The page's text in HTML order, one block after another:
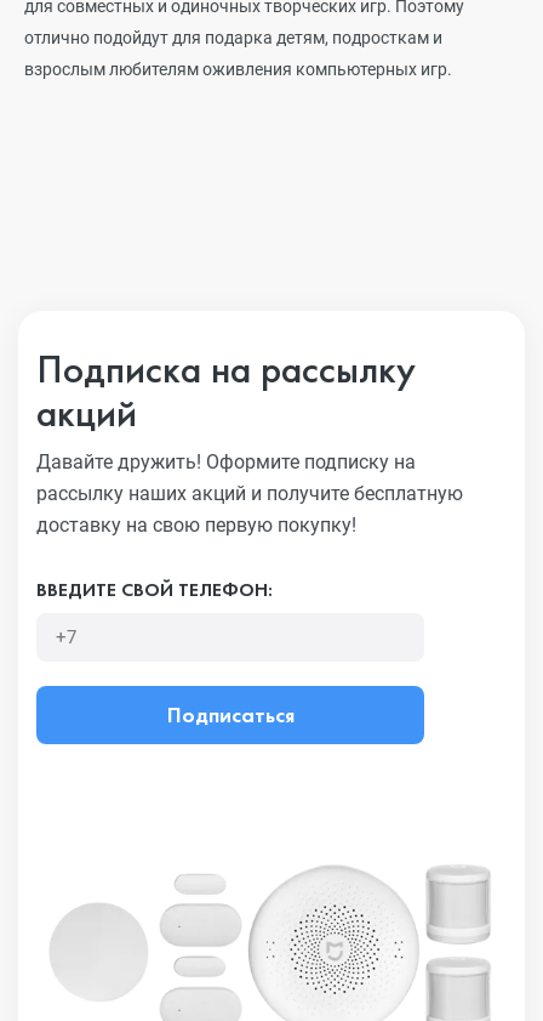
для совместных и одиночных творческих игр. Поэтому
отлично подойдут для подарка детям, подросткам и
взрослым любителям оживления компьютерных игр.
Подписка на рассылку
акций
Давайте дружить! Оформите подписку на
рассылку наших акций и получите бесплатную
доставку на свою первую покупку!
ВВЕДИТЕ СВОЙ ТЕЛЕФОН:
Подписаться